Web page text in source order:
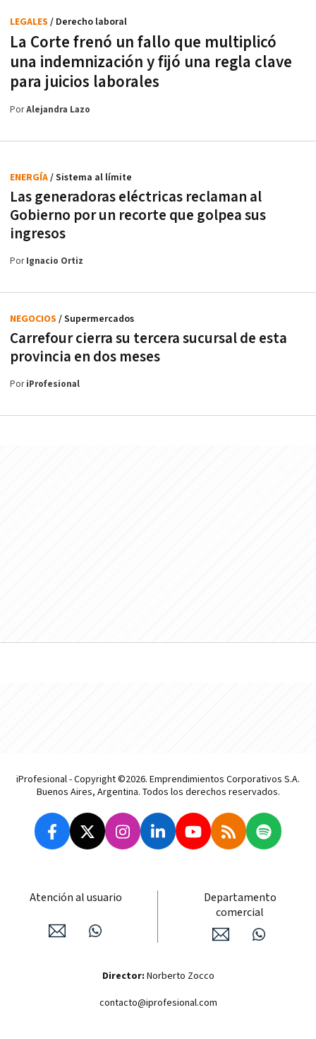
La Corte frenó un fallo que multiplicó
una indemnización y fijó una regla clave
para juicios laborales
LEGALES / Derecho laboral
PorAlejandra Lazo
Las generadoras eléctricas reclaman al
Gobierno por un recorte que golpea sus
ingresos
ENERGÍA/ Sistema al límite
PorIgnacio Ortiz
Carrefour cierra su tercera sucursal de esta
provincia en dos meses
NEGOCIOS / Supermercados
PoriProfesional
iProfesional - Copyright ©2026. Emprendimientos Corporativos S.A.
Buenos Aires, Argentina. Todos los derechos reservados.
Atención al usuario
Departamento
comercial
Director: Norberto Zocco
contacto@iprofesional.com